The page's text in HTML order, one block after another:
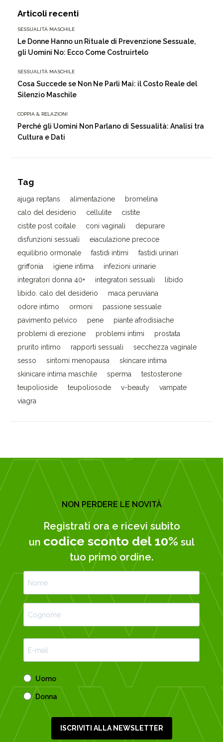
Articoli recenti
SESSUALITÀ MASCHILE
Le Donne Hanno un Rituale di Prevenzione Sessuale,
gli Uomini No: Ecco Come Costruirtelo
SESSUALITÀ MASCHILE
Cosa Succede se Non Ne Parli Mai: il Costo Reale del
Silenzio Maschile
COPPIA & RELAZIONI
Perché gli Uomini Non Parlano di Sessualità: Analisi tra
Cultura e Dati
Tag
ajuga reptans alimentazione
bromelina
calo del desiderio
cellulite
cistite
cistite post coitale
coni vaginali
depurare
disfunzioni sessuali
eiaculazione precoce
equilibrio ormonale
fastidi intimi
fastidi urinari
griffonia
igiene intima
infezioni urinarie
integratori donna 40+
integratori sessuali
libido
libido. calo del desiderio
maca peruviana
odore intimo
ormoni
passione sessuale
pavimento pelvico
pene
piante afrodisiache
problemi di erezione
problemi intimi
prostata
prurito intimo
rapporti sessuali
secchezza vaginale
sesso
sintomi menopausa
skincare intima
skinicare intima maschile
sperma
testosterone
teupolioside
teupoliosode v-beauty
vampate
viagra
NON PERDERE LE NOVITÀ
Registrati ora e ricevi subito
un codice sconto del 10% sul
tuo primo ordine.
Uomo
Donna
ISCRIVITI ALLA NEWSLETTER